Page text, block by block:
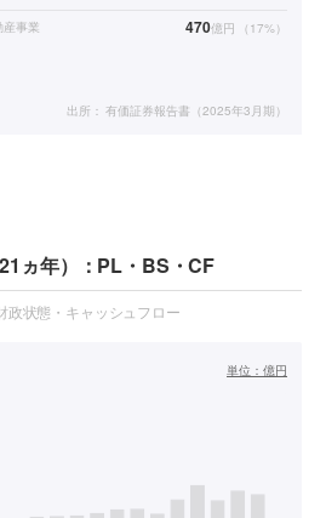
産事業 470億円 （ 17%）
出所： 有価証券報告書（2025年3月期）
ヵ年）：PL・BS・CF
政状態・キャッシュフロー
単位： 億円